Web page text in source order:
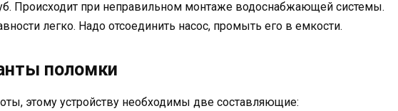
Происходит при неправильном монтаже водоснабжающей системы.
легко. Надо отсоединить насос, промыть его в емкости.
поломки
этому устройству необходимы две составляющие: